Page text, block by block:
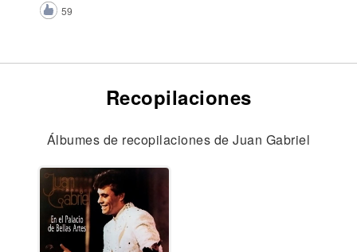
59
Recopilaciones
Álbumes de recopilaciones de Juan Gabriel